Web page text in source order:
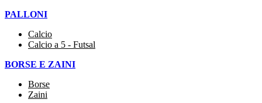
PALLONI
Calcio
Calcio a 5 - Futsal
BORSE E ZAINI
Borse
Zaini